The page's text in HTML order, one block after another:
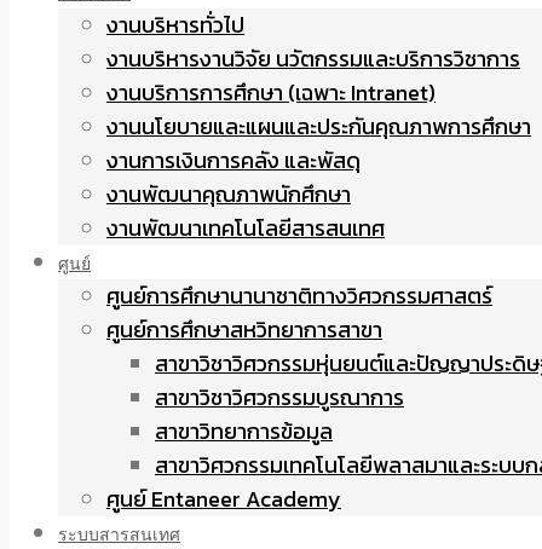
งานบริหารทั่วไป
งานบริหารงานวิจัย นวัตกรรมและบริการวิชาการ
งานบริการการศึกษา (เฉพาะ Intranet)
งานนโยบายและแผนและประกันคุณภาพการศึกษา
งานการเงินการคลัง และพัสดุ
งานพัฒนาคุณภาพนักศึกษา
งานพัฒนาเทคโนโลยีสารสนเทศ
ศูนย์
ศูนย์การศึกษานานาชาติทางวิศวกรรมศาสตร์
ศูนย์การศึกษาสหวิทยาการสาขา
สาขาวิชาวิศวกรรมหุ่นยนต์และปัญญาประดิ
สาขาวิชาวิศวกรรมบูรณาการ
สาขาวิทยาการข้อมูล
สาขาวิศวกรรมเทคโนโลยีพลาสมาและระบบ
ศูนย์ Entaneer Academy
ระบบสารสนเทศ